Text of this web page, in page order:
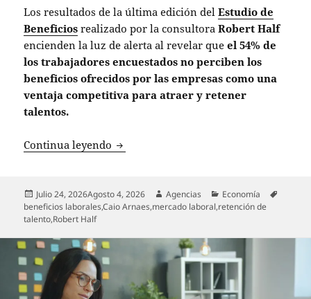
Los resultados de la última edición delEstudio de
Beneficios realizado por la consultoraRobert Half
encienden la luz de alerta al revelar queel 54% de
los trabajadores encuestados no perciben los
beneficios ofrecidos por las empresas como una
ventaja competitiva para atraer y retener
talentos.
Continua leyendo Desafío para las empresas: 54% de
Publicado
el
Julio 24, 2026Agosto 4, 2026 Autor
Agencias Categorías
Economía
beneficios laborales,Caio Arnaes,mercado laboral,retención de
talento,Robert Half